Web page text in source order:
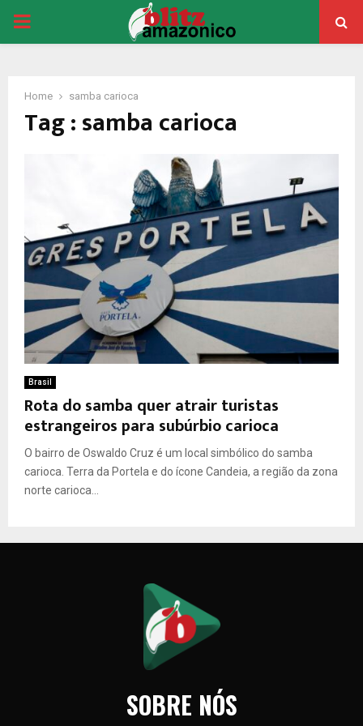
PRIMARY
Home samba carioca
Tag : samba carioca
Brasil
Rota do samba quer atrair turistas
estrangeiros para subúrbio carioca
O bairro de Oswaldo Cruz é um local simbólico do samba
carioca. Terra da Portela e do ícone Candeia, a região da zona
norte carioca...
SOBRE NÓS